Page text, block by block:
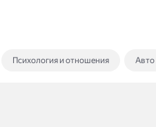
Психология и отношения Авто